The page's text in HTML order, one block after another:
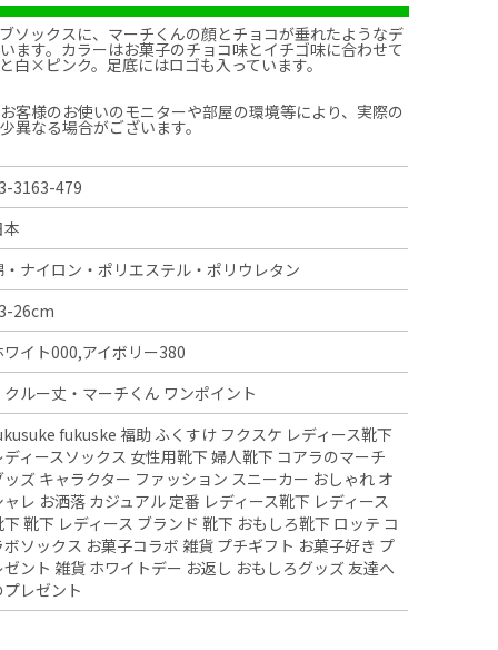
ソックスに、マーチくんの顔とチョコが垂れたようなデ
ます。カラーはお菓子のチョコ味とイチゴ味に合わせて
白×ピンク。足底にはロゴも入っています。
客様のお使いのモニターや部屋の環境等により、実際の
異なる場合がございます。
3163-479
本
・ナイロン・ポリエステル・ポリウレタン
26cm
ワイト000,アイボリー380
クルー丈・マーチくん ワンポイント
fukuske 福助 ふくすけ フクスケ レディース靴下
ディースソックス 女性用靴下 婦人靴下 コアラのマーチ
ッズ キャラクター ファッション スニーカー おしゃれ オ
ャレ お洒落 カジュアル 定番 レディース靴下 レディース
下 靴下 レディース ブランド 靴下 おもしろ靴下 ロッテ コ
ボソックス お菓子コラボ 雑貨 プチギフト お菓子好き プ
ゼント 雑貨 ホワイトデー お返し おもしろグッズ 友達へ
プレゼント